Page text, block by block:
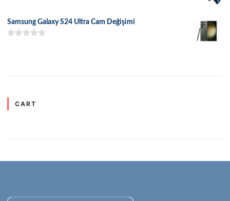
Samsung Galaxy S24 Ultra Cam Değişimi
CART